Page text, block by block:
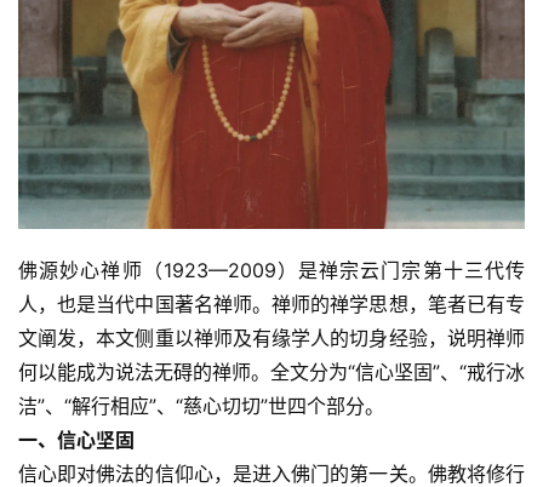
佛源妙心禅师（1923—2009）是禅宗云门宗第十三代传
人，也是当代中国著名禅师。禅师的禅学思想，笔者已有专
文阐发，本文侧重以禅师及有缘学人的切身经验，说明禅师
何以能成为说法无碍的禅师。全文分为“信心坚固”、“戒行冰
洁”、“解行相应”、“慈心切切”世四个部分。
一、信心坚固
信心即对佛法的信仰心，是进入佛门的第一关。佛教将修行